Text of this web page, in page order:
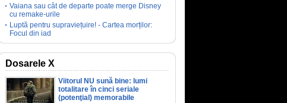
Vaiana sau cât de departe poate merge Disney
cu remake-urile
Luptă pentru supraviețuire! - Cartea morților:
Focul din iad
Dosarele X
Viitorul NU sună bine: lumi
totalitare în cinci seriale
(potenţial) memorabile